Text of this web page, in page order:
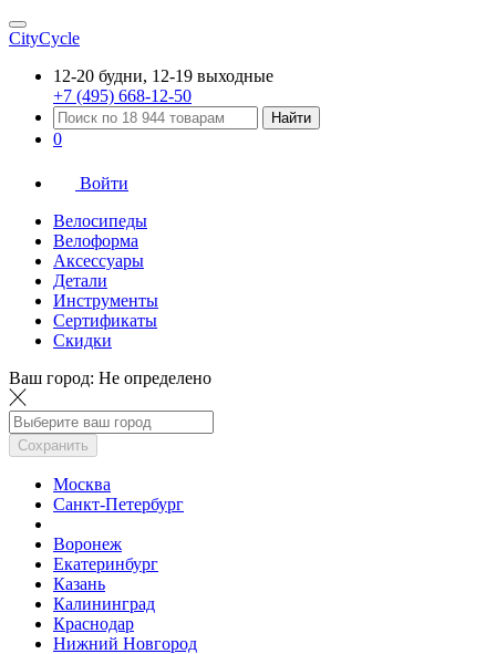
CityCycle
12-20 будни, 12-19 выходные
+7 (495) 668-12-50
Найти
0
Войти
Велосипеды
Велоформа
Аксессуары
Детали
Инструменты
Сертификаты
Скидки
Ваш город: Не определено
Сохранить
Москва
Санкт-Петербург
Воронеж
Екатеринбург
Казань
Калининград
Краснодар
Нижний Новгород